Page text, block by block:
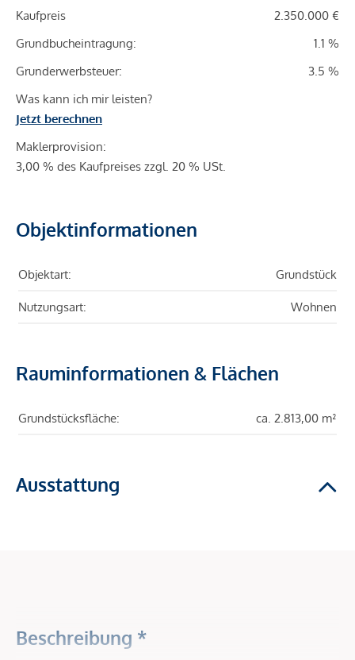
Kaufpreis
2.350.000 €
Grundbucheintragung:
1.1 %
Grunderwerbsteuer:
3.5 %
Was kann ich mir leisten?
Jetzt berechnen
Maklerprovision:
3,00 % des Kaufpreises zzgl. 20 % USt.
Objektinformationen
Objektart: Grundstück
Nutzungsart: Wohnen
Rauminformationen & Flächen
Grundstücksfläche: ca. 2.813,00 m²
Ausstattung
Beschreibung *